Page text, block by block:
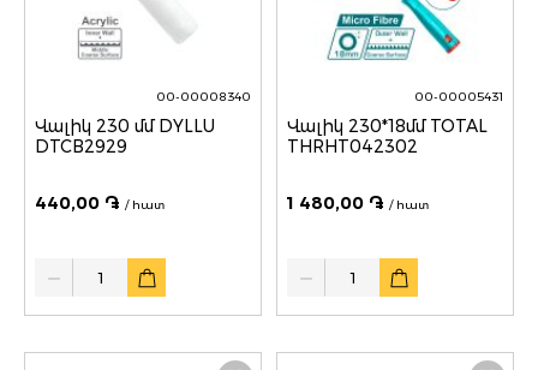
00-00008340
Վալիկ 230 մմ DYLLU
DTCB2929
440,00 ֏ / հատ
Quantity
00-00005431
Վալիկ 230*18մմ TOTAL
THRHT042302
1 480,00 ֏ / հատ
Quantity